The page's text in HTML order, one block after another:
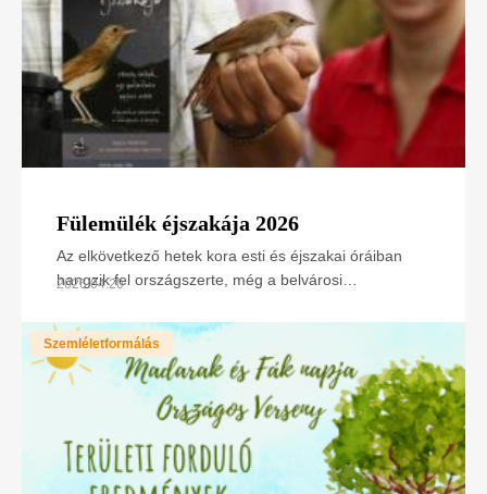
Fülemülék éjszakája 2026
Az elkövetkező hetek kora esti és éjszakai óráiban
hangzik fel országszerte, még a belvárosi
madarának, a
2026.04.20
Szemléletformálás